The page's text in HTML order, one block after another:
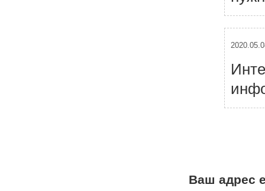
а
Ваш адрес